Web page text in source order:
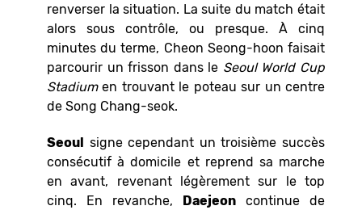
renverser la situation. La suite du match était
alors sous contrôle, ou presque. À cinq
minutes du terme, Cheon Seong-hoon faisait
parcourir un frisson dans le Seoul World Cup
Stadiumen trouvant le poteau sur un centre
de Song Chang-seok.
Seoul
signe cependant un troisième succès
consécutif à domicile et reprend sa marche
en avant, revenant légèrement sur le top
cinq. En revanche,
Daejeon continue de